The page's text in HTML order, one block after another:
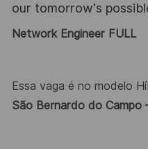
our tomorrow's
Network Engineer FULL
Essa vaga é no modelo
São Bernardo do Campo